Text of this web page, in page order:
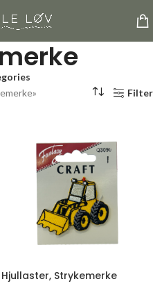
Filter
Hjullaster, Strykemerke